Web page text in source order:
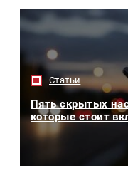
Статьи
Пять скрытых
которые стоит